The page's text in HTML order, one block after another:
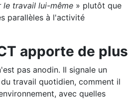
travail lui-même » plutôt que
parallèles à l'activité
apporte de plus
pas anodin. Il signale un
travail quotidien, comment il
avec quelles